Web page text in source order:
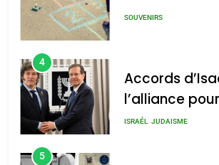
GPO
2025, l’année la
meurtrière selon
SOUVENIRS
4
Accords
l’alliance
s’étendre à 13
ISRAÉL JUDAISME
5